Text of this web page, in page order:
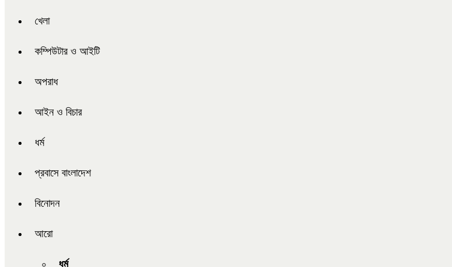
খেলা
কম্পিউটার ও আইটি
অপরাধ
আইন ও বিচার
ধর্ম
প্রবাসে বাংলাদেশ
বিনোদন
আরো
ধর্ম